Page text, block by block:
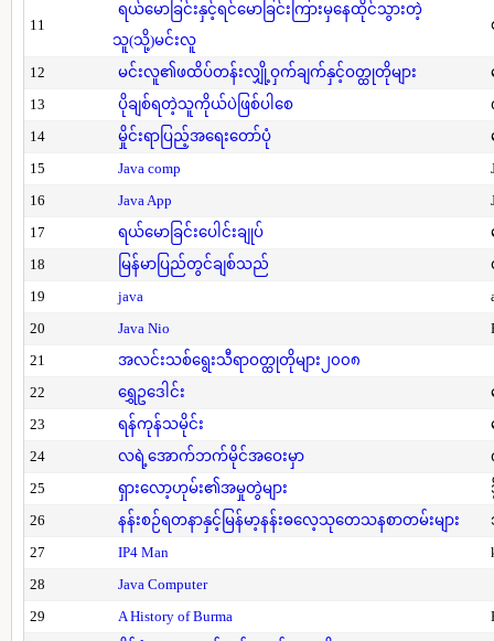
11
ရယ်မောခြင်းနှင့်ရင်မောခြင်းကြားမှနေထိုင်သွားတဲ့
သူ(သို့)မင်းလူ
12 မင်းလူ၏ဖထိပ်တန်းလျှို့ဝှက်ချက်နှင့်ဝတ္ထုတိုများ
13
ပိုချစ်ရတဲ့သူကိုယ်ပဲဖြစ်ပါစေ
14
မှိုင်းရာပြည့်အရေးတော်ပုံ
15
Java comp
16
Java App
17
ရယ်မောခြင်းပေါင်းချုပ်
18
မြန်မာပြည်တွင်ချစ်သည်
19
java
20
Java Nio
21
အလင်းသစ်ရွေးသီရာဝတ္ထုတိုများ၂၀၀၈
22
ရွှေဥဒေါင်း
23
ရန်ကုန်သမိုင်း
24
လရဲ့အောက်ဘက်မိုင်အဝေးမှာ
25
ရှားလော့ဟုမ်း၏အမှုတွဲများ
26
နန်းစဉ်ရတနာနှင့်မြန်မာ့နန်းဓလေ့သုတေသနစာတမ်းများ
27
IP4 Man
28
Java Computer
29
A History of Burma